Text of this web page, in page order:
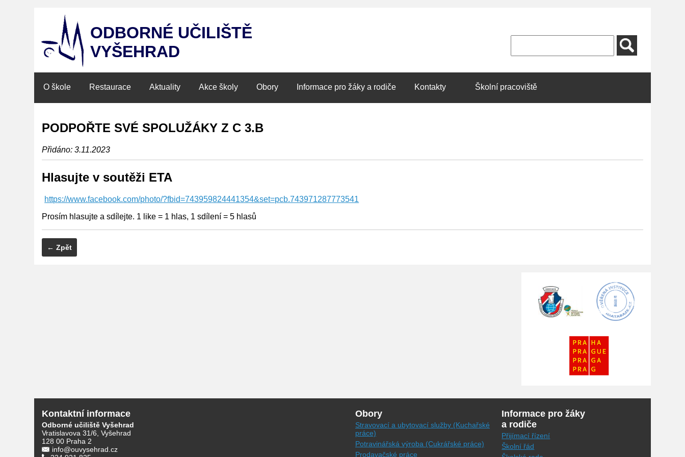
ODBORNÉ UČILIŠTĚ
VYŠEHRAD
O škole Restaurace Aktuality Akce školy Obory Informace pro žáky a rodiče Kontakty Školní pracoviště
PODPOŘTE SVÉ SPOLUŽÁKY Z C 3.B
Přidáno: 3.11.2023
Hlasujte v soutěži ETA
https://www.facebook.com/photo/?fbid=743959824441354&set=pcb.743971287773541
Prosím hlasujte a sdílejte. 1 like = 1 hlas, 1 sdílení = 5 hlasů
← Zpět
Kontaktní informace
Odborné učiliště Vyšehrad
Vratislavova 31/6, Vyšehrad
128 00 Praha 2
info@ouvysehrad.cz
Obory
Stravovací a ubytovací služby (Kuchařské
práce)
Potravinářská výroba (Cukrářské práce)
Prodavačské práce
Informace pro žáky
a rodiče
Přijímací řízení
Školní řád